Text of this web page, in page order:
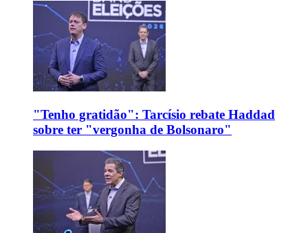
"Tenho gratidão": Tarcísio rebate Haddad
sobre ter "vergonha de Bolsonaro"